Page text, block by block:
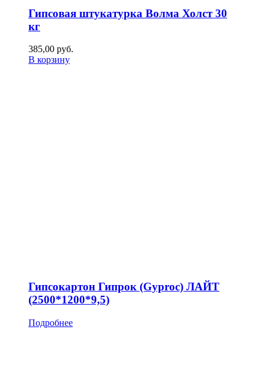
Гипсовая штукатурка Волма Холст 30
кг
385,00 руб.
В корзину
Гипсокартон Гипрок (Gyproc) ЛАЙТ
(2500*1200*9,5)
Подробнее